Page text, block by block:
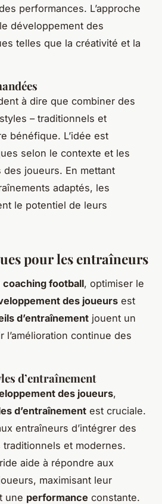
performances. L’approche
développement des
telles que la créativité et la
à dire que combiner des
– traditionnels et
bénéfique. L’idée est
selon le contexte et les
joueurs. En mettant
adaptés, les
le potentiel de leurs
pour les entraîneurs
coaching football, optimiser le
des joueurs est
d’entraînement jouent un
l’amélioration continue des
d’entraînement
des joueurs,
d’entraînement est cruciale.
entraîneurs d’intégrer des
et modernes.
aide à répondre aux
maximisant leur
une performance constante.